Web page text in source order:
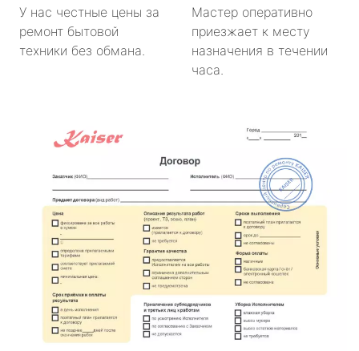
У нас честные цены за
ремонт бытовой
техники без обмана.
Мастер оперативно
приезжает к месту
назначения в течении
часа.